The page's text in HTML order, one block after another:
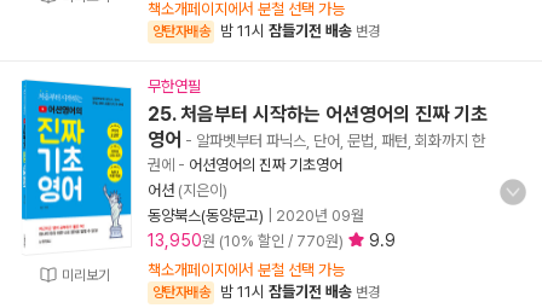
책소개페이지에서 분철 선택 가능
양탄자배송 밤 11시 잠들기전 배송 변경
미리보기
무한연필
25. 처음부터 시작하는 어션영어의 진짜 기초
영어 - 알파벳부터 파닉스, 단어, 문법, 패턴, 회화까지 한
권에 - 어션영어의 진짜 기초영어
어션 (지은이)
동양북스(동양문고)
2020년 09월
13,950원 (10% 할인 / 770원) 9.9
책소개페이지에서 분철 선택 가능
양탄자배송 밤 11시 잠들기전 배송 변경